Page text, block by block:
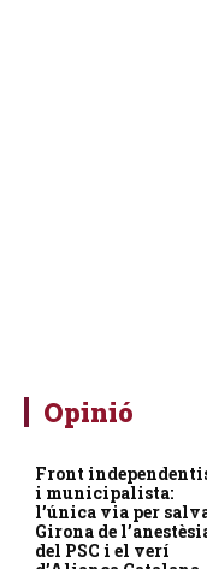
Opinió
Front
i municipalista:
l’única via per
Girona de
del PSC i el verí